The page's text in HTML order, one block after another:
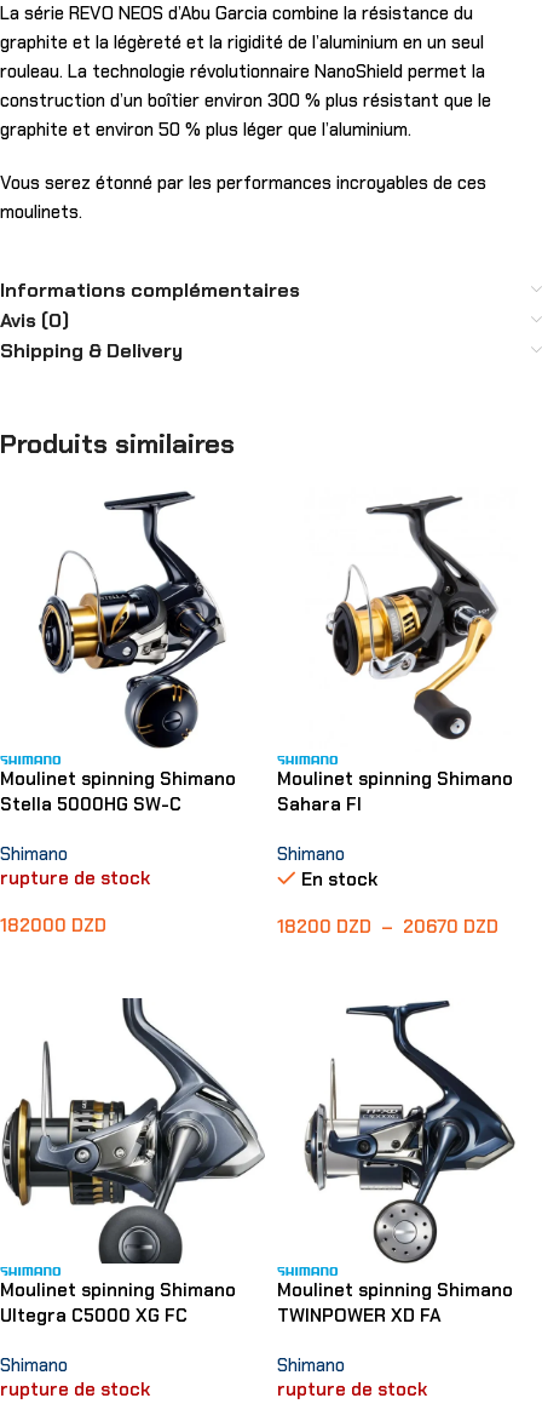
La série REVO NEOS d’Abu Garcia combine la résistance du
graphite et la légèreté et la rigidité de l’aluminium en un seul
rouleau. La technologie révolutionnaire NanoShield permet la
construction d’un boîtier environ 300 % plus résistant que le
graphite et environ 50 % plus léger que l’aluminium.
Vous serez étonné par les performances incroyables de ces
moulinets.
Informations complémentaires
Avis (0)
Shipping & Delivery
Produits similaires
Moulinet spinning Shimano
Stella 5000HG SW-C
Shimano
rupture de stock
182000 DZD
Moulinet spinning Shimano
Sahara FI
Shimano
En stock
18200 DZD – 20670 DZD
Moulinet spinning Shimano
Ultegra C5000 XG FC
Shimano
rupture de stock
Moulinet spinning Shimano
TWINPOWER XD FA
Shimano
rupture de stock